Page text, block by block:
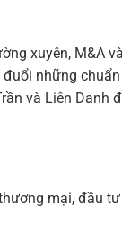
xuyên, M&A
những
và Liên Danh
mại, đầu